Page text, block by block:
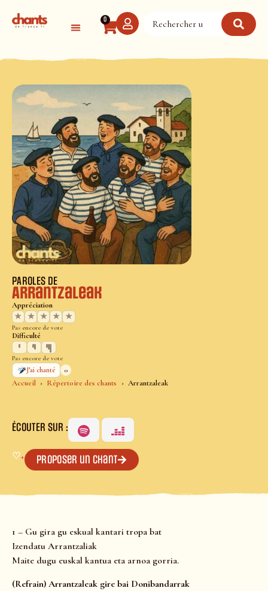
0
Accueil Répertoire des chants Arrantzaleak
PAROLES DE
Arrantzaleak
Appréciation
★
★ ★ ★ ★
Pas encore de vote
Difficulté
Pas encore de vote
J’ai chanté
0
ÉCOUTER SUR :
♡+ Proposer un chant
1 – Gu gira gu eskual kantari tropa bat
Izendatu Arrantzaliak
Maite dugu euskal kantua eta arnoa gorria.
(Refrain) Arrantzaleak gire bai Donibandarrak